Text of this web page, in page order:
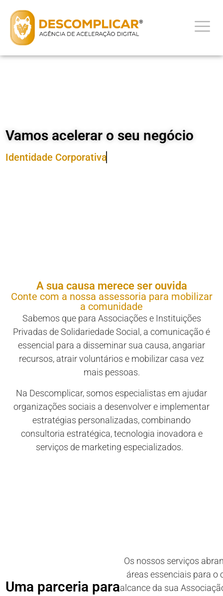
Vamos acelerar o seu negócio
Identidade Corporativa
A sua causa merece ser ouvida
Conte com a nossa assessoria para mobilizar
a comunidade
Sabemos que para Associações e Instituições
Privadas de Solidariedade Social, a comunicação é
essencial para a disseminar sua causa, angariar
recursos, atrair voluntários e mobilizar casa vez
mais pessoas.
Na Descomplicar, somos especialistas em ajudar
organizações sociais a desenvolver e implementar
estratégias personalizadas, combinando
consultoria estratégica, tecnologia inovadora e
serviços de marketing especializados.
Uma parceria para
Os nossos serviços
áreas essenciais para o
alcance da sua